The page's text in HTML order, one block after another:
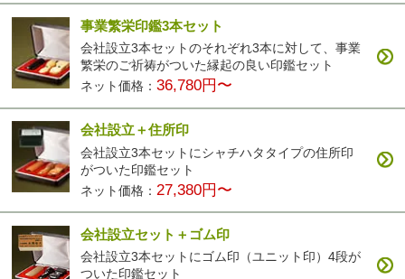
事業繁栄印鑑3本セット
会社設立3本セットのそれぞれ3本に対して、事業
繁栄のご祈祷がついた縁起の良い印鑑セット
ネット価格：36,780円〜
会社設立＋住所印
会社設立3本セットにシャチハタタイプの住所印
がついた印鑑セット
ネット価格： 27,380円〜
会社設立セット＋ゴム印
会社設立3本セットにゴム印（ユニット印）4段が
ついた印鑑セット